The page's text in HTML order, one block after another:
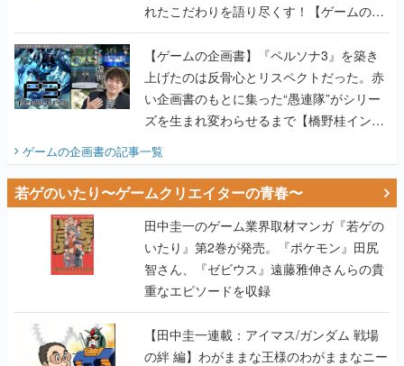
れたこだわりを語り尽くす！【ゲームの企
画書】
【ゲームの企画書】『ペルソナ3』を築き
上げたのは反骨心とリスペクトだった。赤
い企画書のもとに集った“愚連隊”がシリー
ズを生まれ変わらせるまで【橋野桂インタ
ゲームの企画書の記事一覧
若ゲのいたり〜ゲームクリエイターの青春〜
田中圭一のゲーム業界取材マンガ『若ゲの
いたり』第2巻が発売。『ポケモン』田尻
智さん、『ゼビウス』遠藤雅伸さんらの貴
重なエピソードを収録
【田中圭一連載：アイマス/ガンダム 戦場
の絆 編】わがままな王様のわがままなニー